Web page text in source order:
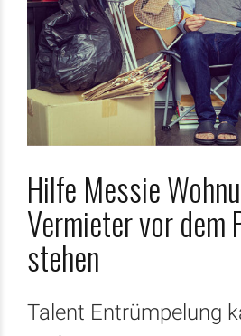
Hilfe Messie
Vermieter vor dem
stehen
Talent Entrümpelung